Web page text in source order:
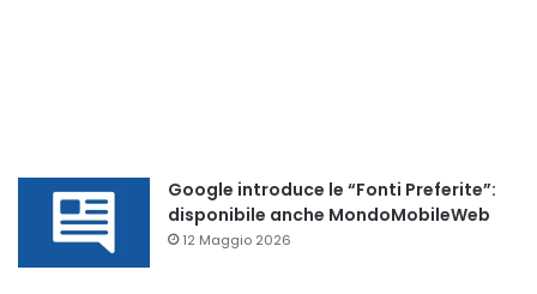
Google introduce le “Fonti Preferite”:
disponibile anche MondoMobileWeb
12 Maggio 2026